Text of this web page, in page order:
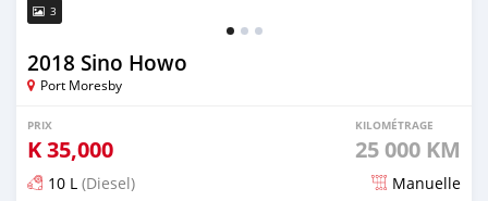
3
2018 Sino Howo
Port Moresby
PRIX
K35,000
KILOMÉTRAGE
25 000 KM
10 L (Diesel) Manuelle